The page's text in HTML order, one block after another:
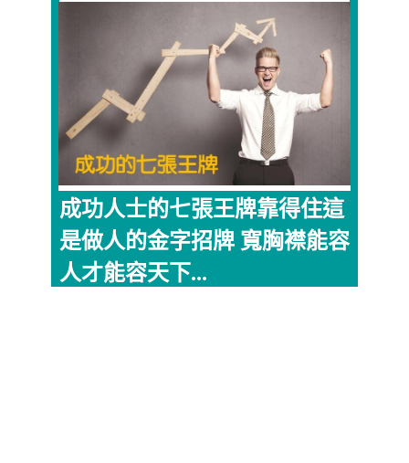
成功人士的七張王牌靠得住這
是做人的金字招牌 寬胸襟能容
人才能容天下...